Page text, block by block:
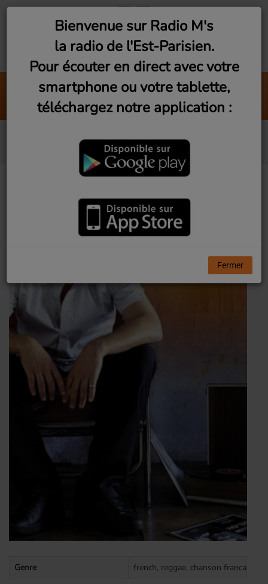
Sympathique
Pink Martini
Genre french, reggae, chanson francaise,
Bienvenue sur Radio M's
la radio de l'Est-Parisien.
Pour écouter en direct avec votre
smartphone ou votre tablette,
téléchargez notre application :
Fermer